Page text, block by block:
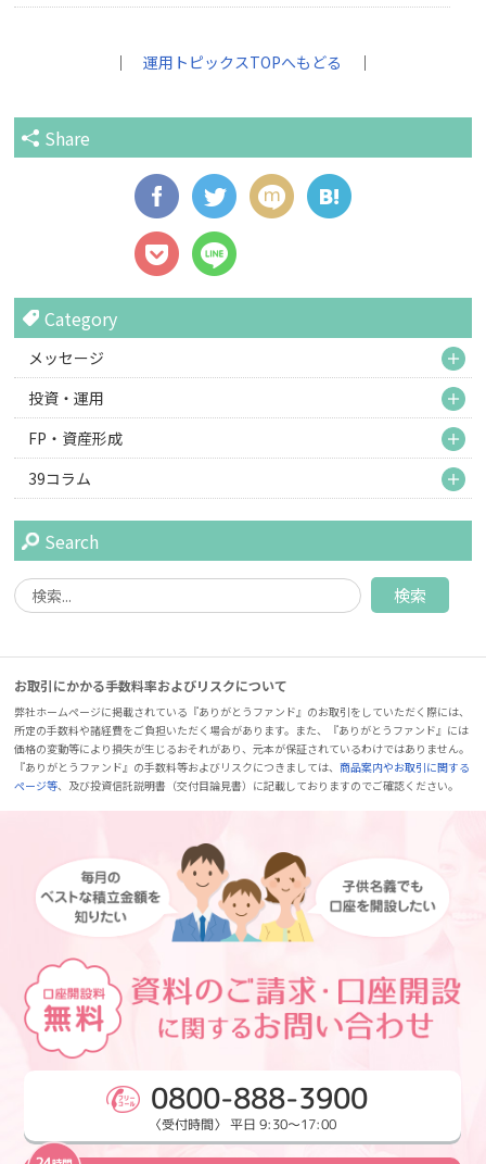
｜運用トピックスTOPへもどる ｜
Share
Category
メッセージ
投資・運用
FP・資産形成
39コラム
Search
お取引にかかる手数料率およびリスクについて
弊社ホームページに掲載されている『ありがとうファンド』のお取引をしていただく際には、
所定の手数料や諸経費をご負担いただく場合があります。また、『ありがとうファンド』には
価格の変動等により損失が生じるおそれがあり、元本が保証されているわけではありません。
『ありがとうファンド』の手数料等およびリスクにつきましては、商品案内やお取引に関する
ページ等、及び投資信託説明書（交付目論見書）に記載しておりますのでご確認ください。
0800-888-3900
〈受付時間〉 平日 9:30～17:00